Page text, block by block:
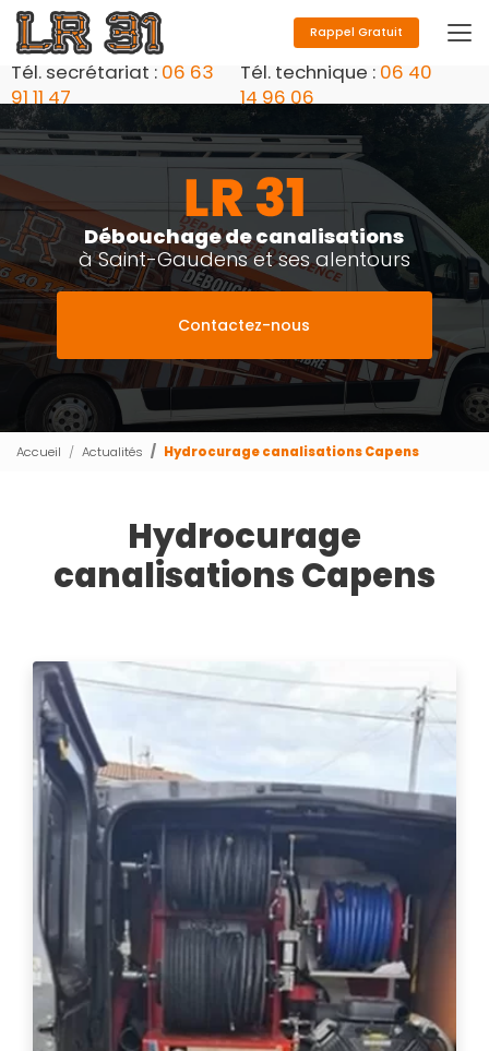
Aller
au
contenu
principal
Tél. secrétariat : 06 63
91 11 47
Tél. technique : 06 40
14 96 06
Rappel Gratuit
Débouchage de canalisations
à Saint-Gaudens et ses alentours
Contactez-nous
Accueil Actualités Hydrocurage canalisations Capens
Hydrocurage
canalisations Capens